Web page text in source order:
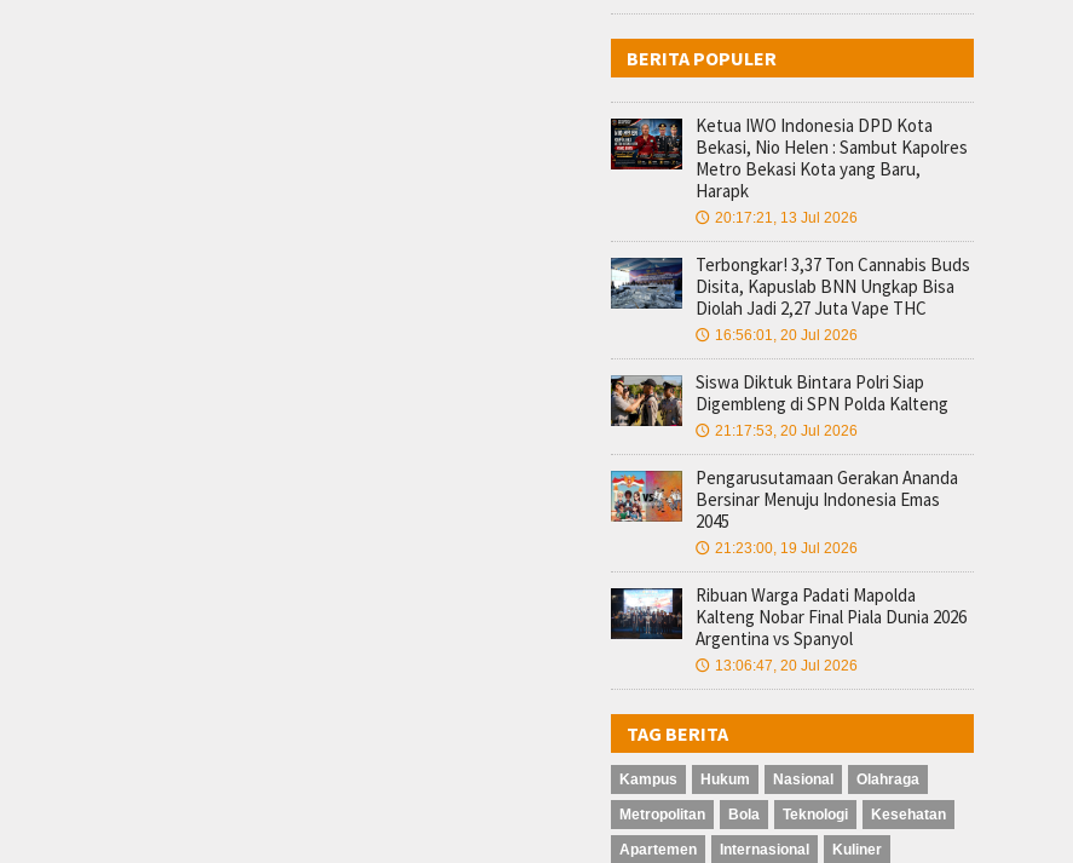
BERITA POPULER
Ketua IWO Indonesia DPD Kota
Bekasi, Nio Helen : Sambut Kapolres
Metro Bekasi Kota yang Baru,
Harapk
🕔 20:17:21, 13 Jul 2026
Terbongkar! 3,37 Ton Cannabis Buds
Disita, Kapuslab BNN Ungkap Bisa
Diolah Jadi 2,27 Juta Vape THC
🕔 16:56:01, 20 Jul 2026
Siswa Diktuk Bintara Polri Siap
Digembleng di SPN Polda Kalteng
🕔 21:17:53, 20 Jul 2026
Pengarusutamaan Gerakan Ananda
Bersinar Menuju Indonesia Emas
2045
🕔 21:23:00, 19 Jul 2026
Ribuan Warga Padati Mapolda
Kalteng Nobar Final Piala Dunia 2026
Argentina vs Spanyol
🕔 13:06:47, 20 Jul 2026
TAG BERITA
Kampus Hukum Nasional Olahraga
Metropolitan Bola Teknologi Kesehatan
Apartemen Internasional Kuliner